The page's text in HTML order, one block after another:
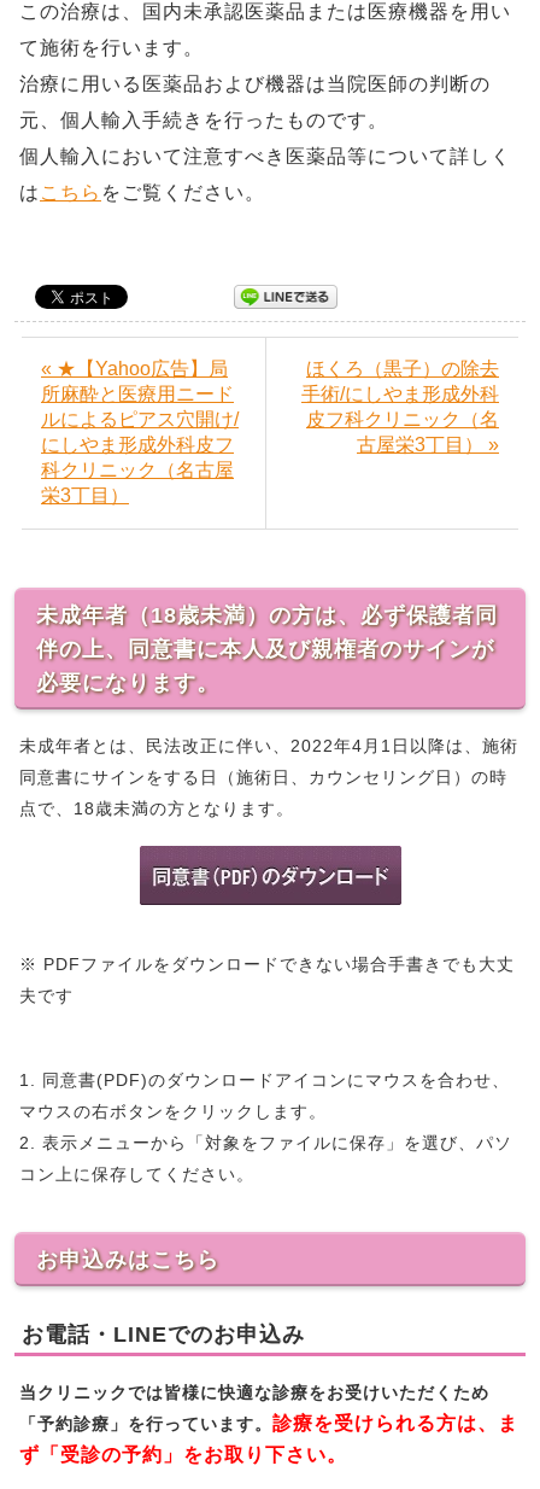
この治療は、国内未承認医薬品または医療機器を用い
て施術を行います。
治療に用いる医薬品および機器は当院医師の判断の
元、個人輸入手続きを行ったものです。
個人輸入において注意すべき医薬品等について詳しく
は こちら をご覧ください。
« ★【Yahoo広告】局
所麻酔と医療用ニード
ルによるピアス穴開け/
にしやま形成外科皮フ
科クリニック（名古屋
栄3丁目）
​ほくろ（黒子）の除去
手術/にしやま形成外科
皮フ科クリニック（名
古屋栄3丁目） »
未成年者（18歳未満）の方は、必ず保護者同
伴の上、同意書に本人及び親権者のサインが
必要になります。
未成年者とは、民法改正に伴い、2022年4月1日以降は、施術
同意書にサインをする日（施術日、カウンセリング日）の時
点で、18歳未満の方となります。
※ PDFファイルをダウンロードできない場合手書きでも大丈
夫です
1. 同意書(PDF)のダウンロードアイコンにマウスを合わせ、
マウスの右ボタンをクリックします。
2. 表示メニューから「対象をファイルに保存」を選び、パソ
コン上に保存してください。
お申込みはこちら
お電話・LINEでのお申込み
当クリニックでは皆様に快適な診療をお受けいただくため
「予約診療」を行っています。 診療を受けられる方は、ま
ず「受診の予約」をお取り下さい。